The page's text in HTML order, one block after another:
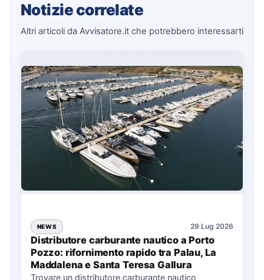
Notizie correlate
Altri articoli da Avvisatore.it che potrebbero interessarti
NEWS 29 Lug 2026
Distributore carburante nautico a Porto
Pozzo: rifornimento rapido tra Palau, La
Maddalena e Santa Teresa Gallura
Trovare un distributore carburante nautico